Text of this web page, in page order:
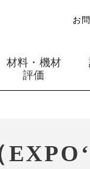
お
材料・機材
評価